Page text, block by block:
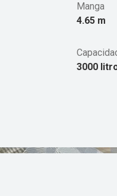
Manga
4.65 m
3000